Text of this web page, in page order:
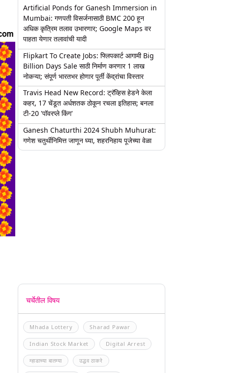
Artificial Ponds for Ganesh Immersion in
Mumbai: गणपती विसर्जनासाठी BMC 200 हून
अधिक कृत्रिम तलाव उभारणार; Google Maps वर
पाहता येणार तलावांची यादी
Flipkart To Create Jobs: फ्लिपकार्ट आगामी Big
Billion Days Sale साठी निर्माण करणार 1 लाख
नोकऱ्या; संपूर्ण भारतभर होणार पूर्ती केंद्रांचा विस्तार
Travis Head New Record: ट्रॅव्हिस हेडने केला
कहर, 17 चेंडूत अर्धशतक ठोकून रचला इतिहास; बनला
टी-20 'पॉवरप्ले किंग'
Ganesh Chaturthi 2024 Shubh Muhurat:
गणेश चतुर्थीनिमित्त जाणून घ्या, शहरनिहाय पूजेच्या वेळा
चर्चेतील विषय
Mhada Lottery Sharad Pawar
Indian Stock Market Digital Arrest
म्हाडाच्या बातम्या उद्धव ठाकरे